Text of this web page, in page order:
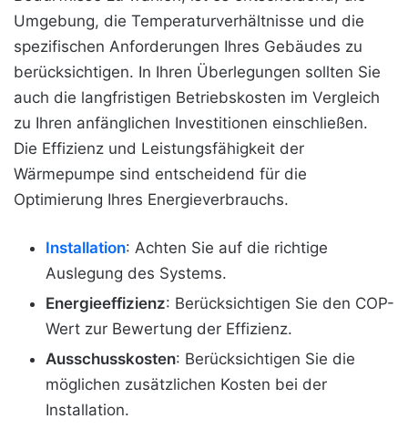
Umgebung, die Temperaturverhältnisse und die
spezifischen Anforderungen Ihres Gebäudes zu
berücksichtigen. In Ihren Überlegungen sollten Sie
auch die langfristigen Betriebskosten im Vergleich
zu Ihren anfänglichen Investitionen einschließen.
Die Effizienz und Leistungsfähigkeit der
Wärmepumpe sind entscheidend für die
Optimierung Ihres Energieverbrauchs.
Installation: Achten Sie auf die richtige
Auslegung des Systems.
Energieeffizienz: Berücksichtigen Sie den COP-
Wert zur Bewertung der Effizienz.
Ausschusskosten: Berücksichtigen Sie die
möglichen zusätzlichen Kosten bei der
Installation.